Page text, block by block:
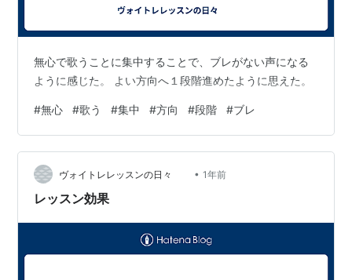
無心で歌うことに集中することで、ブレがない声になる
ように感じた。 よい方向へ１段階進めたように思えた。
#無心 #歌う #集中 #方向 #段階 #ブレ
ヴォイトレレッスンの日々 • 1年前
レッスン効果